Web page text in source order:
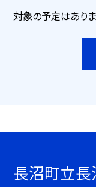
対象の予定はあり
長沼町立